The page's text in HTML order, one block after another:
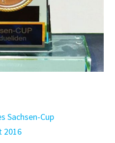
Sachsen-Cup
2016